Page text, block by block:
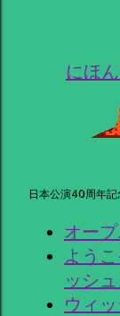
にほ
日本公演40周年記
オー
よう
ッシュ
ウィ